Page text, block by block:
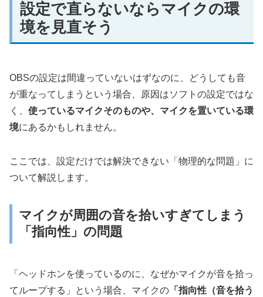
設定で直らないならマイクの環
境を見直そう
OBSの設定は間違っていないはずなのに、どうしても音
が重なってしまうという場合、原因はソフトの設定ではな
く、 使っているマイクそのものや、マイクを置いている環
境にあるかもしれません。
ここでは、設定だけでは解決できない「物理的な問題」に
ついて解説します。
マイクが周囲の音を拾いすぎてしまう
「指向性」の問題
「ヘッドホンを使っているのに、なぜかマイクが音を拾っ
てループする」という場合、マイクの 「指向性（音を拾う